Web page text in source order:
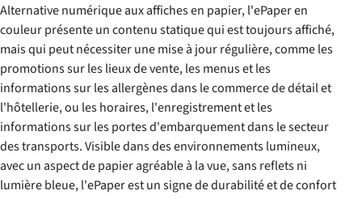
Alternative numérique aux affiches en papier, l'ePaper en
couleur présente un contenu statique qui est toujours affiché,
mais qui peut nécessiter une mise à jour régulière, comme les
promotions sur les lieux de vente, les menus et les
informations sur les allergènes dans le commerce de détail et
l'hôtellerie, ou les horaires, l'enregistrement et les
informations sur les portes d'embarquement dans le secteur
des transports. Visible dans des environnements lumineux,
avec un aspect de papier agréable à la vue, sans reflets ni
lumière bleue, l'ePaper est un signe de durabilité et de confort